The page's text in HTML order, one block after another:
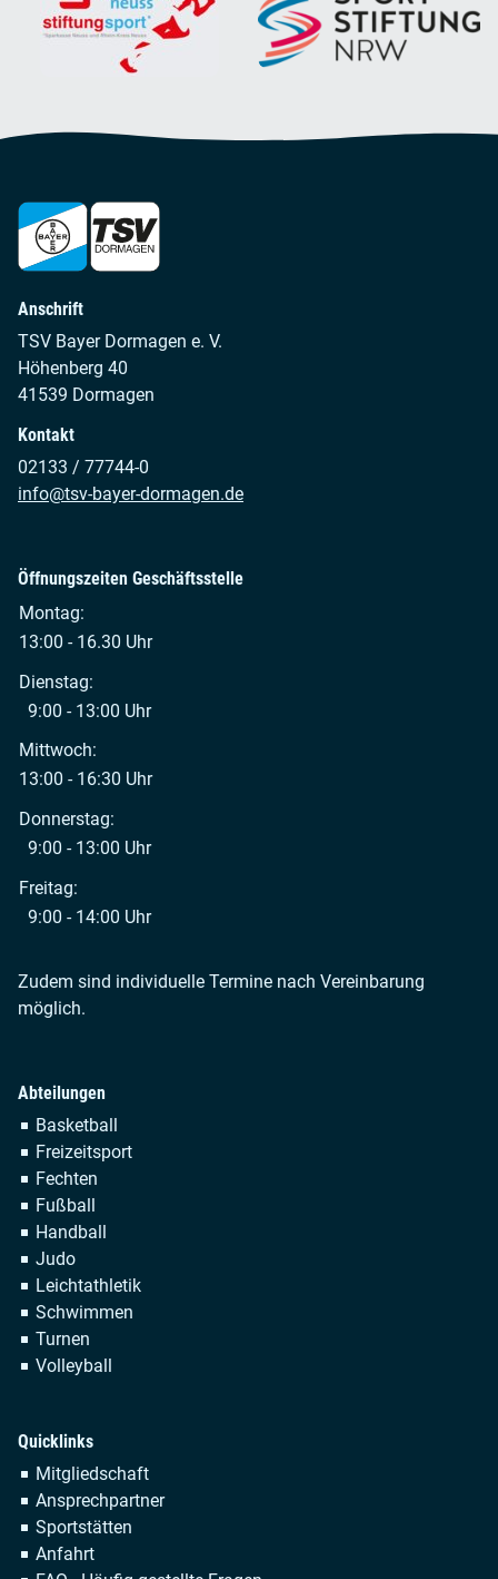
Anschrift
TSV Bayer Dormagen e. V.
Höhenberg 40
41539 Dormagen
Kontakt
02133 / 77744-0
info@tsv-bayer-dormagen.de
Öffnungszeiten Geschäftsstelle
Montag:
13:00 - 16.30 Uhr
Dienstag:
9:00 - 13:00 Uhr
Mittwoch:
13:00 - 16:30 Uhr
Donnerstag:
9:00 - 13:00 Uhr
Freitag:
9:00 - 14:00 Uhr
Zudem sind individuelle Termine nach Vereinbarung
möglich.
Abteilungen
Navigation
überspringen
Basketball
Freizeitsport
Fechten
Fußball
Handball
Judo
Leichtathletik
Schwimmen
Turnen
Volleyball
Quicklinks
Navigation
überspringen
Mitgliedschaft
Ansprechpartner
Sportstätten
Anfahrt